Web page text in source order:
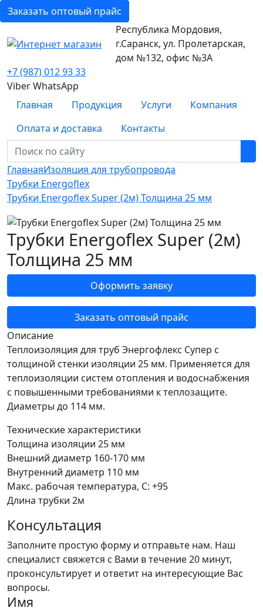
Заказать оптовый прайс
Республика Мордовия,
г.Саранск, ул. Пролетарская,
дом №132, офис №3А
+7 (987) 012 93 33
ViberWhatsApp
Главная
Продукция Услуги
Компания
Оплата и доставка
Контакты
ГлавнаяИзоляция для трубопровода
Трубки Energoflex
Трубки Energoflex Super (2м) Толщина 25 мм
Трубки Energoflex Super (2м)
Толщина 25 мм
Оформить заявку
Заказать оптовый прайс
Описание
Теплоизоляция для труб Энергофлекс Супер с
толщиной стенки изоляции 25 мм. Применяется для
теплоизоляции систем отопления и водоснабжения
с повышенными требованиями к теплозащите.
Диаметры до 114 мм.
Технические характеристики
Толщина изоляции 25 мм
Внешний диаметр 160-170 мм
Внутренний диаметр 110 мм
Макс. рабочая температура, C: +95
Длина трубки 2м
Консультация
Заполните простую форму и отправьте нам. Наш
специалист свяжется с Вами в течение 20 минут,
проконсультирует и ответит на интересующие Вас
вопросы.
Имя